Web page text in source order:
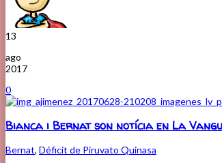
13
ago
2017
0
Bianca i Bernat son notícia en La
Bernat, Déficit de Piruvato Quinasa